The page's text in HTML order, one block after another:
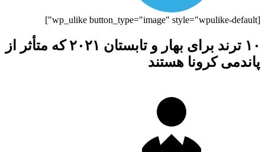
[wp_ulike button_type="image" style="wpulike-default"]
۱۰ ترند برای بهار و تابستان ۲۰۲۱ که متأثر از
پاندمی کرونا هستند